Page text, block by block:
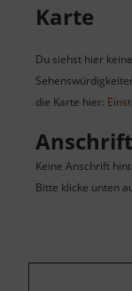
Karte
Du siehst hier
die Karte hier:
Anschrift
Keine Anschrift
Bitte klicke unten